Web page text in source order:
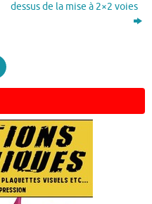
dessus de la mise à 2×2 voies